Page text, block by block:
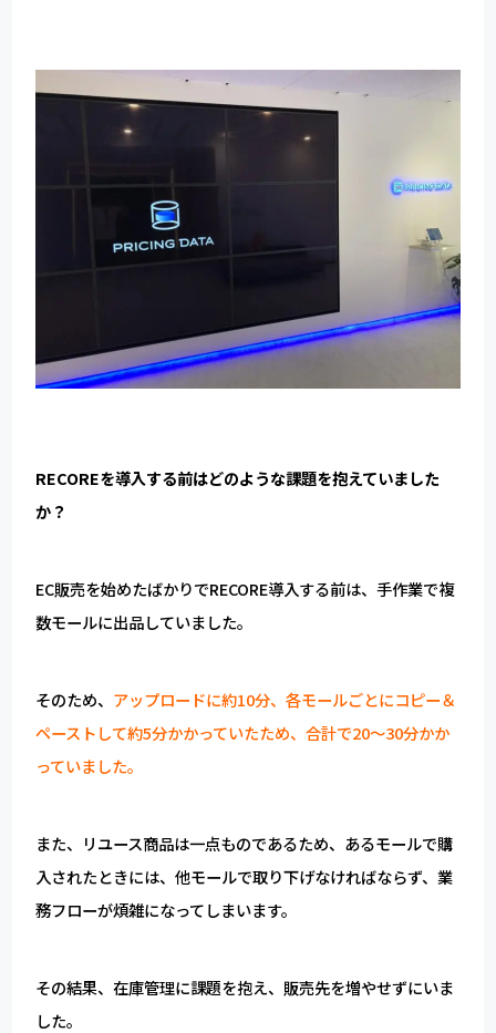
RECOREを導入する前はどのような課題を抱えていました
か？
EC販売を始めたばかりでRECORE導入する前は、手作業で複
数モールに出品していました。
そのため、 アップロードに約10分、各モールごとにコピー＆
ペーストして約5分かかっていたため、合計で20〜30分かか
っていました。
また、リユース商品は一点ものであるため、あるモールで購
入されたときには、他モールで取り下げなければならず、業
務フローが煩雑になってしまいます。
その結果、在庫管理に課題を抱え、販売先を増やせずにいま
した。